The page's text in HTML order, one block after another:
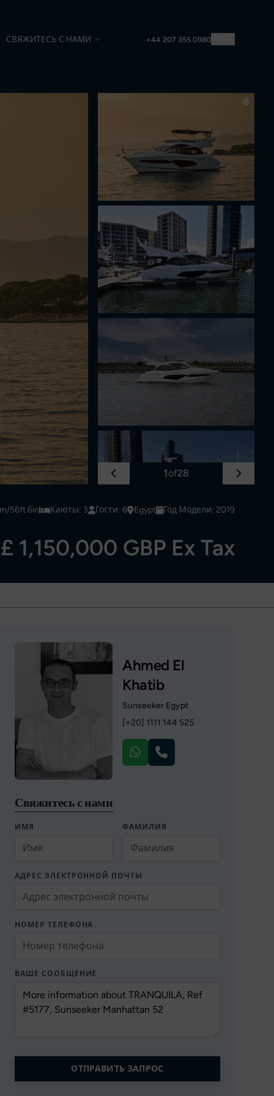
СВЯЖИТЕСЬ С НАМИ +44 207 355 0980
1of28
56ft 6in Каюты: 3 Гости: 6 Egypt Год Модели: 2019
£ 1,150,000 GBP Ex Tax
Ahmed El
Khatib
Sunseeker Egypt
[+20] 1111 144 525
Свяжитесь с нами
ИМЯ ФАМИЛИЯ
АДРЕС ЭЛЕКТРОННОЙ ПОЧТЫ
НОМЕР ТЕЛЕФОНА
ВАШЕ СООБЩЕНИЕ
ОТПРАВИТЬ ЗАПРОС